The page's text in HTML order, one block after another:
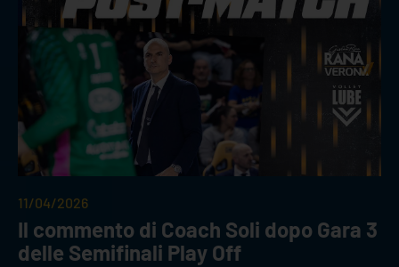
11/04/2026
Il commento di Coach Soli dopo Gara 3
delle Semifinali Play Off